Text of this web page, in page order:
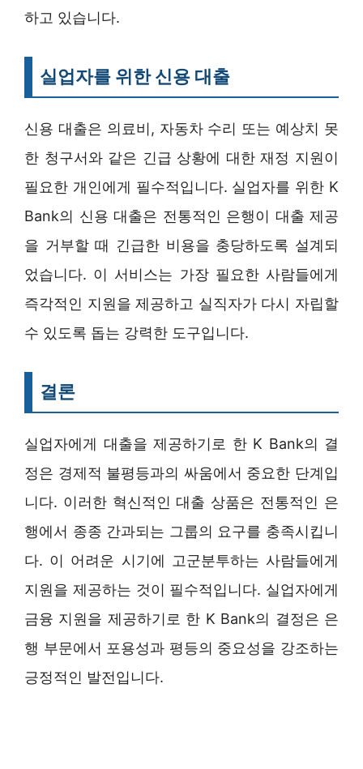
하고 있습니다.
실업자를 위한 신용 대출
신용 대출은 의료비, 자동차 수리 또는 예상치 못
한 청구서와 같은 긴급 상황에 대한 재정 지원이
필요한 개인에게 필수적입니다. 실업자를 위한 K
Bank의 신용 대출은 전통적인 은행이 대출 제공
을 거부할 때 긴급한 비용을 충당하도록 설계되
었습니다. 이 서비스는 가장 필요한 사람들에게
즉각적인 지원을 제공하고 실직자가 다시 자립할
수 있도록 돕는 강력한 도구입니다.
결론
실업자에게 대출을 제공하기로 한 K Bank의 결
정은 경제적 불평등과의 싸움에서 중요한 단계입
니다. 이러한 혁신적인 대출 상품은 전통적인 은
행에서 종종 간과되는 그룹의 요구를 충족시킵니
다. 이 어려운 시기에 고군분투하는 사람들에게
지원을 제공하는 것이 필수적입니다. 실업자에게
금융 지원을 제공하기로 한 K Bank의 결정은 은
행 부문에서 포용성과 평등의 중요성을 강조하는
긍정적인 발전입니다.